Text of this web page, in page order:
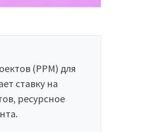
(PPM) для
ставку на
ресурсное